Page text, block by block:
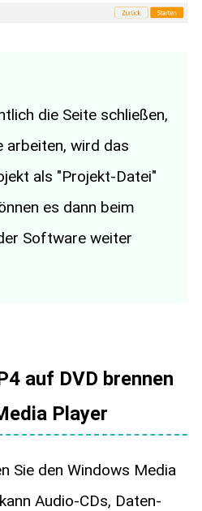
die Seite schließen,
arbeiten, wird das
als "Projekt-Datei"
es dann beim
Software weiter
auf DVD brennen
Player
Sie den Windows Media
Audio-CDs, Daten-